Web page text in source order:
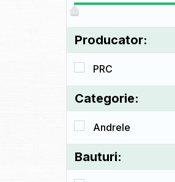
Producator:
PRC
Categorie:
Andrele
Bauturi: